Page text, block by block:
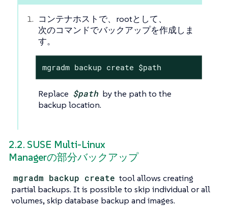
コンテナホストで、rootとして、
次のコマンドでバックアップを作成しま
す。
mgradm backup create $path
Replace $path by the path to the
backup location.
2.2. SUSE Multi-Linux
Managerの部分バックアップ
mgradm backup create tool allows creating
partial backups. It is possible to skip individual or all
volumes, skip database backup and images.